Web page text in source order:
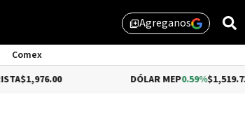
library_addAgreganos
Comex
0.59%$1,519.73